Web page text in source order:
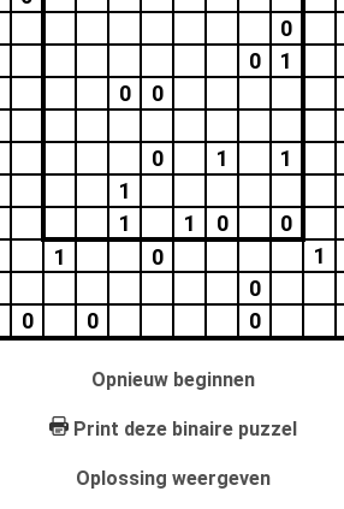
0
0
1
0
0
0 1 1
1
1
1 0 0
1 0 1
0
0 0 0
Opnieuw beginnen
Print deze binaire puzzel
Oplossing weergeven